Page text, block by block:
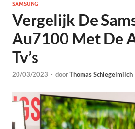
SAMSUNG
Vergelijk De
Au7100 Met De
Tv’s
20/03/2023 - doorThomas Schlegelmilch